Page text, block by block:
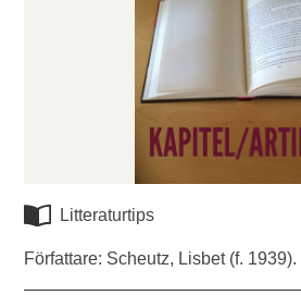
Litteraturtips
Författare: Scheutz, Lisbet (f. 1939).